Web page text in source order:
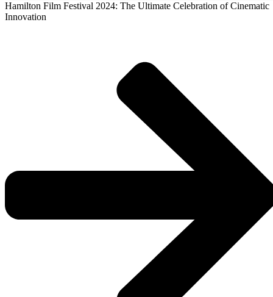
Hamilton Film Festival 2024: The Ultimate Celebration of Cinematic
Innovation